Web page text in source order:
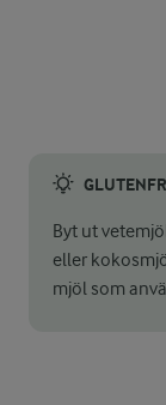
Byt ut
eller
mjöl som